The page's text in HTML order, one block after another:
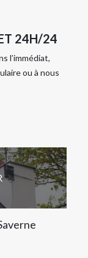
24H/24
l’immédiat,
ou à nous